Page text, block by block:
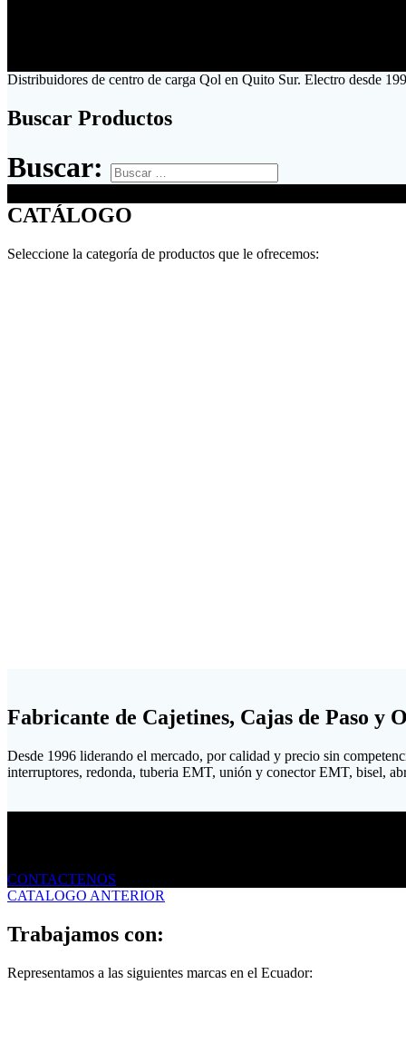
Distribuidores de centro de carga Qol en Quito Sur. Electro desde
Buscar Productos
Buscar:
CATÁLOGO
Seleccione la categoría de productos que le ofrecemos:
Fabricante de Cajetines, Cajas de Paso
Desde 1996 liderando el mercado, por calidad y precio sin
interruptores, redonda, tuberia EMT, unión y conector EMT, bisel,
CONTACTENOS
CATALOGO ANTERIOR
Trabajamos con:
Representamos a las siguientes marcas en el Ecuador: